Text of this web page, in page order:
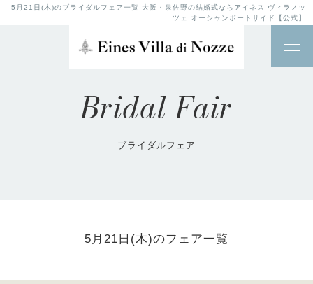
5月21日(木)のブライダルフェア一覧 大阪・泉佐野の結婚式ならアイネス ヴィラノッ
ツェ オーシャンポートサイド【公式】
Bridal Fair
ブライダルフェア
5月21日(木)のフェア一覧